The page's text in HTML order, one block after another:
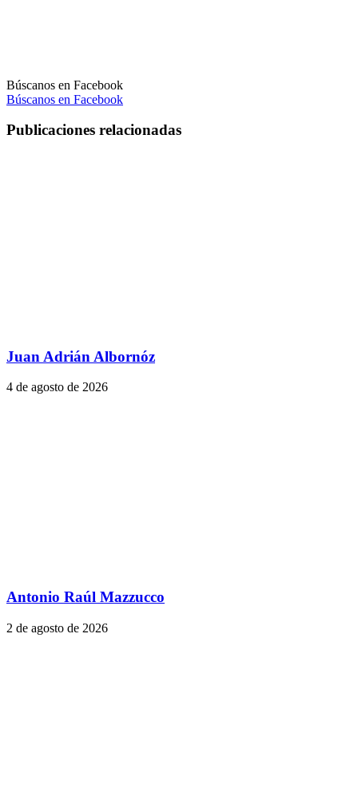
Búscanos en Facebook
Búscanos en Facebook
Publicaciones relacionadas
Juan Adrián Albornóz
4 de agosto de 2026
Antonio Raúl Mazzucco
2 de agosto de 2026